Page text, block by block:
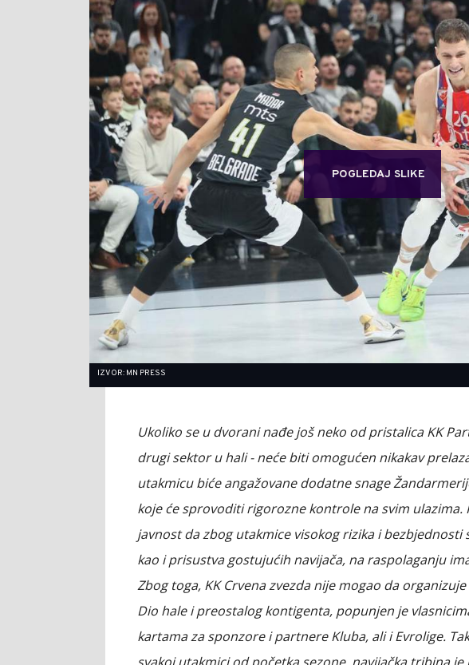
POGLEDAJ SLIKE
IZVOR: MN PRESS
Ukoliko se u dvorani nađe još neko od pristalica KK
drugi sektor u hali - neće biti omogućen nikakav
utakmicu biće angažovane dodatne snage
koje će sprovoditi rigorozne kontrole na svim ulazima.
javnost da zbog utakmice visokog rizika i bezbjednosti
kao i prisustva gostujućih navijača, na raspolaganju
Zbog toga, KK Crvena zvezda nije mogao da
Dio hale i preostalog kontigenta, popunjen je
kartama za sponzore i partnere Kluba, ali i Evrolige.
svakoj utakmici od početka sezone, navijačka tribina